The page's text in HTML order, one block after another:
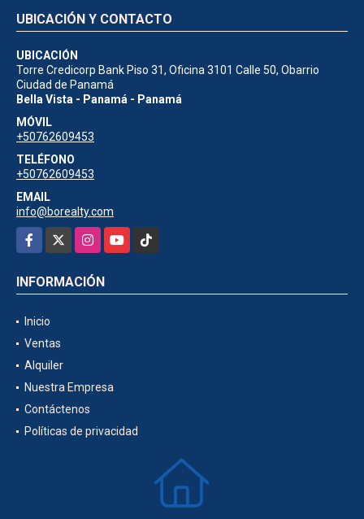
UBICACIÓN Y CONTACTO
UBICACIÓN
Torre Credicorp Bank Piso 31, Oficina 3101 Calle 50, Obarrio
Ciudad de Panamá
Bella Vista - Panamá - Panamá
MÓVIL
+50762609453
TELÉFONO
+50762609453
EMAIL
info@borealty.com
Facebook
InstagramYouTubeTikTok
INFORMACIÓN
Inicio
Ventas
Alquiler
Nuestra Empresa
Contáctenos
Políticas de privacidad